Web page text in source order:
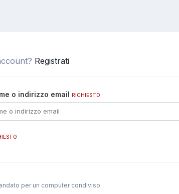
Registrati
o indirizzo email RICHIESTO
per un computer condiviso